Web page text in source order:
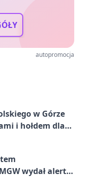
autopromocja
w Górze
i hołdem dla
wydał alert